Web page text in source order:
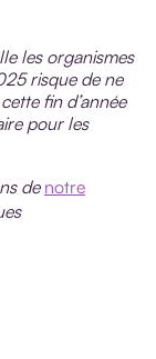
les organismes
risque de ne
fin d’année
pour les
de notre